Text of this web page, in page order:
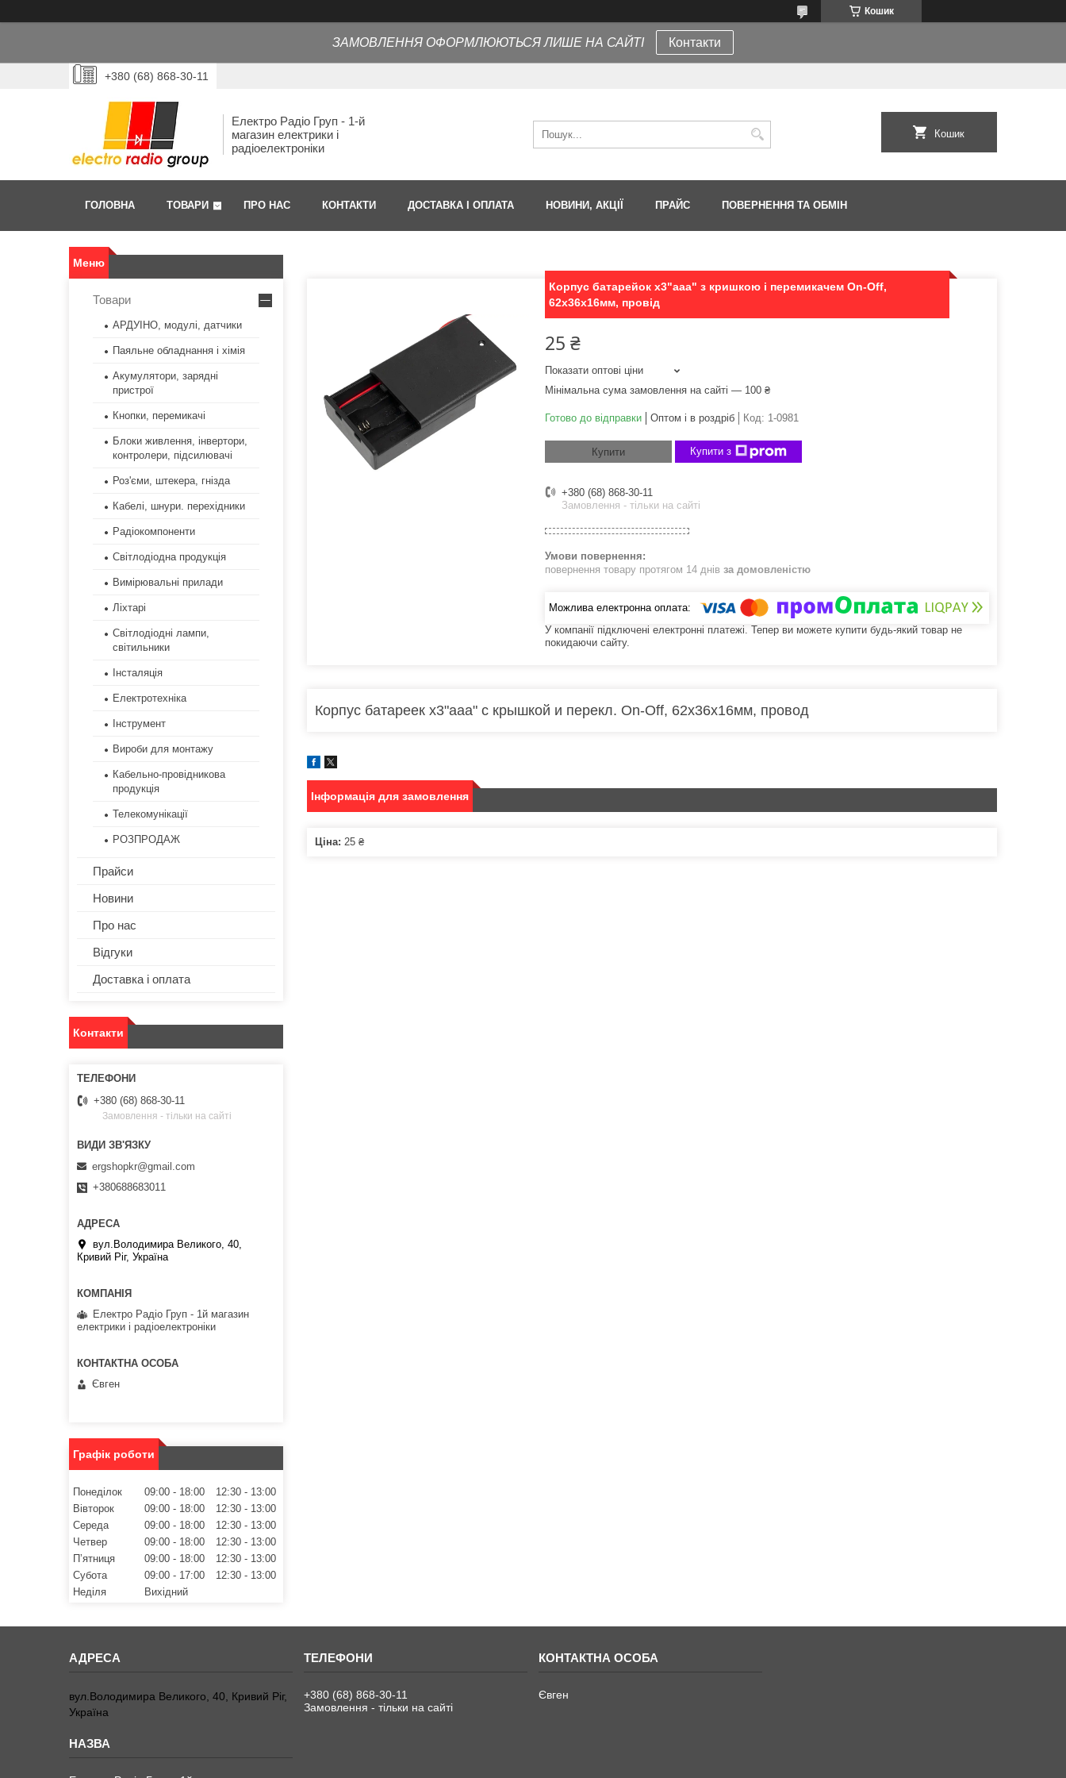
Кошик
ЗАМОВЛЕННЯ ОФОРМЛЮЮТЬСЯ ЛИШЕ НА САЙТІ Контакти
+380 (68) 868-30-11
Електро Радіо Груп - 1-й
магазин електрики і
радіоелектроніки
Кошик
ГОЛОВНА ТОВАРИ ПРО НАС КОНТАКТИ ДОСТАВКА І ОПЛАТА НОВИНИ, АКЦІЇ ПРАЙС ПОВЕРНЕННЯ ТА ОБМІН
Корпус батарейок x3"aaa" з кришкою і перемикачем On-Off,
62х36х16мм, провід
25 ₴
Показати оптові ціни
Мінімальна сума замовлення на сайті — 100 ₴
Готово до відправки Оптом і в роздріб Код: 1-0981
Купити Купити з
+380 (68) 868-30-11
Замовлення - тільки на сайті
повернення товару протягом 14 днів за домовленістю
У компанії підключені електронні платежі. Тепер ви можете купити будь-який товар не
покидаючи сайту.
Корпус батареек x3"ааа" с крышкой и перекл. On-Off, 62x36х16мм, провод
Інформація для замовлення
Ціна: 25 ₴
Товари
АРДУІНО, модулі, датчики
Паяльне обладнання і хімія
Акумулятори, зарядні
пристрої
Кнопки, перемикачі
Блоки живлення, інвертори,
контролери, підсилювачі
Роз'єми, штекера, гнізда
Кабелі, шнури. перехідники
Радіокомпоненти
Світлодіодна продукція
Вимірювальні прилади
Ліхтарі
Світлодіодні лампи,
світильники
Інсталяція
Електротехніка
Інструмент
Вироби для монтажу
Кабельно-провідникова
продукція
Телекомунікації
РОЗПРОДАЖ
Прайси
Новини
Про нас
Відгуки
Доставка і оплата
Контакти
+380 (68) 868-30-11
Замовлення - тільки на сайті
ergshopkr@gmail.com
+380688683011
вул.Володимира Великого, 40,
Кривий Ріг, Україна
Електро Радіо Груп - 1й магазин
електрики і радіоелектроніки
Євген
Графік роботи
Понеділок 09:00 18:00 12:30
13:00
Вівторок
09:00 18:00 12:30
13:00
Середа
09:00 18:00 12:30
13:00
Четвер
09:00 18:00 12:30
13:00
Пʼятниця
09:00 18:00 12:30
13:00
Субота
09:00 17:00 12:30
13:00
Неділя
Вихідний
вул.Володимира Великого, 40, Кривий Ріг,
Україна
+380 (68) 868-30-11
Замовлення - тільки на сайті
Євген